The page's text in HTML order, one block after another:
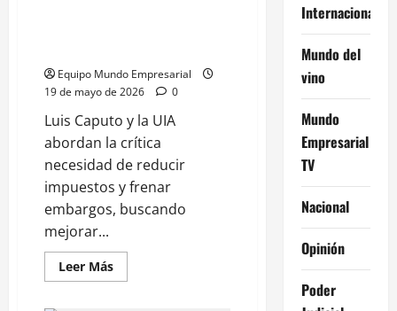
Equipo Mundo Empresarial
19 de mayo de 2026
0
Luis Caputo y la UIA
abordan la crítica
necesidad de reducir
impuestos y frenar
embargos, buscando
mejorar...
Leer MásLeer
más
Internacional
Mundo del
vino
Mundo
Empresarial
TV
Nacional
Opinión
Poder